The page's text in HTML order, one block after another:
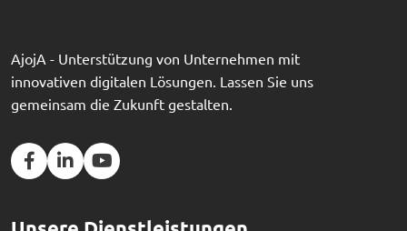
AjojA - Unterstützung von Unternehmen mit
innovativen digitalen Lösungen. Lassen Sie uns
gemeinsam die Zukunft gestalten.